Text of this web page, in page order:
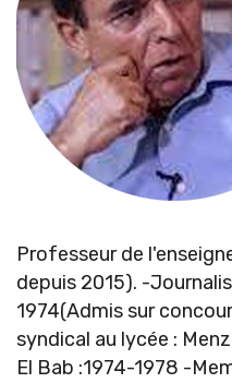
Professeur de
depuis 2015). -
1974(Admis sur
syndical au lycée :
El Bab :1974-1978 -